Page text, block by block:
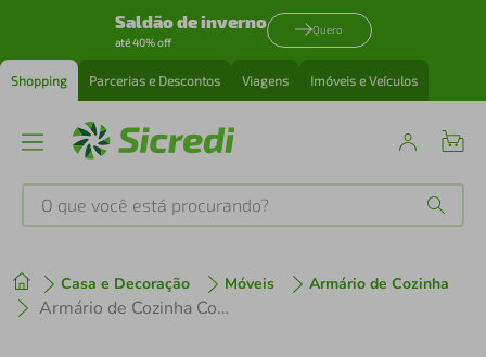
Saldão de inverno
até 40% off
Quero
Shopping Parcerias e Descontos Viagens Imóveis e Veículos
O que você está procurando?
Casa e Decoração Móveis Armário de Cozinha
Armário de Cozinha Compacta 4 peças MP3697.891 Veneza Branco
1º tenis